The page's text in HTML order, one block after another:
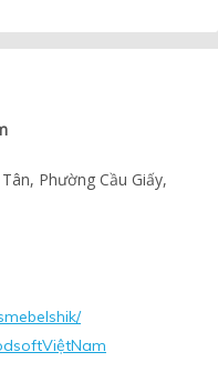
Phường Cầu Giấy,